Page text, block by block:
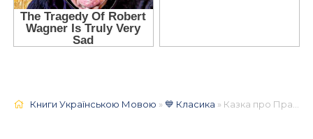
Книги Українською Мовою »💙 Класика » Казка про Правду та Кривду, Мирний 📚 - Українською